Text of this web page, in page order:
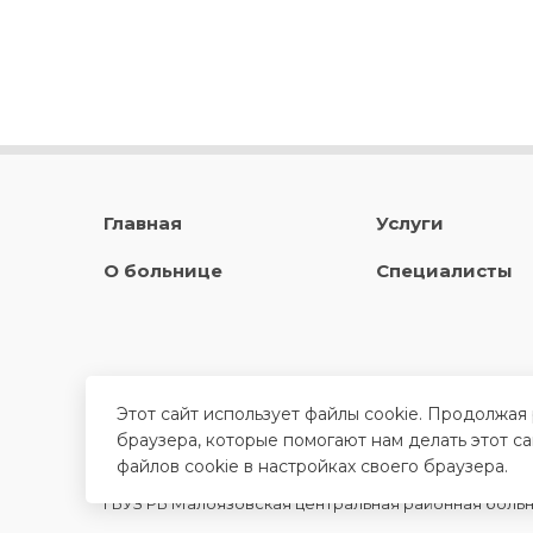
Главная
О больнице
Услуги
Специалисты
ГБУЗ РБ Малоязовская центральная районная
Этот сайт использует файлы cookie.
браузера, которые помогают нам делать этот
файлов cookie в настройках своего браузера.